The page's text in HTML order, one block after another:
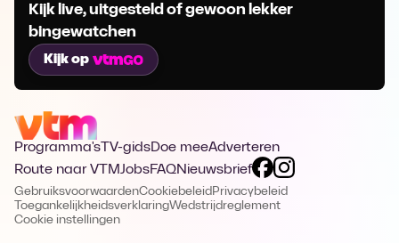
Kijk live, uitgesteld of gewoon lekker
bingewatchen
Kijk op
Programma's TV-gidsDoe meeAdverteren
Route naar VTMJobsFAQNieuwsbrief
GebruiksvoorwaardenCookiebeleid Privacybeleid
ToegankelijkheidsverklaringWedstrijdreglement
Cookie instellingen